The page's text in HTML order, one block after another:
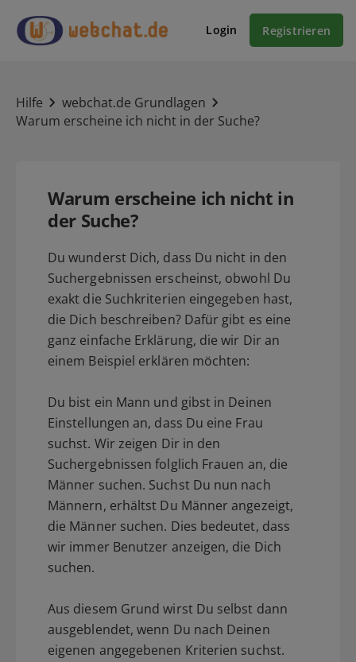
Login Registrieren
Hilfe
webchat.de Grundlagen
Warum erscheine ich nicht in der Suche?
Warum erscheine ich nicht in
der Suche?
Du wunderst Dich, dass Du nicht in den
Suchergebnissen erscheinst, obwohl Du
exakt die Suchkriterien eingegeben hast,
die Dich beschreiben? Dafür gibt es eine
ganz einfache Erklärung, die wir Dir an
einem Beispiel erklären möchten:
Du bist ein Mann und gibst in Deinen
Einstellungen an, dass Du eine Frau
suchst. Wir zeigen Dir in den
Suchergebnissen folglich Frauen an, die
Männer suchen. Suchst Du nun nach
Männern, erhältst Du Männer angezeigt,
die Männer suchen. Dies bedeutet, dass
wir immer Benutzer anzeigen, die Dich
suchen.
Aus diesem Grund wirst Du selbst dann
ausgeblendet, wenn Du nach Deinen
eigenen angegebenen Kriterien suchst.